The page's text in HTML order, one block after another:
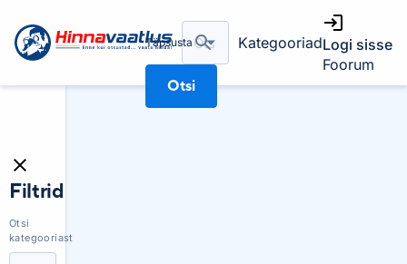
Täpsusta
Otsi
KategooriadLogi sisse
Foorum
Filtrid
Otsi
kategooriast